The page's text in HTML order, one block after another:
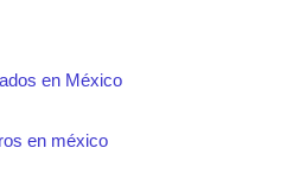
en México
en méxico